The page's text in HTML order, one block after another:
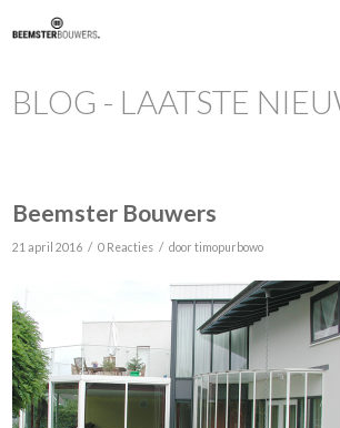
BLOG - LAATSTE
Beemster Bouwers
21 april 2016 / 0 Reacties / doortimopurbowo